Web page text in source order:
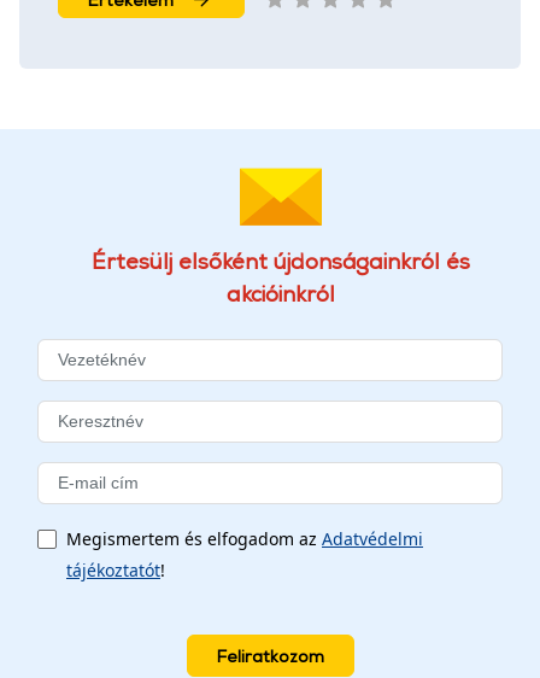
Értesülj elsőként újdonságainkról és
akcióinkról
Megismertem és elfogadom az Adatvédelmi
tájékoztatót!
Feliratkozom